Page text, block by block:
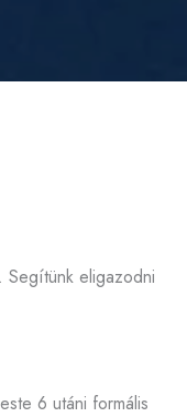
Segítünk eligazodni
6 utáni formális